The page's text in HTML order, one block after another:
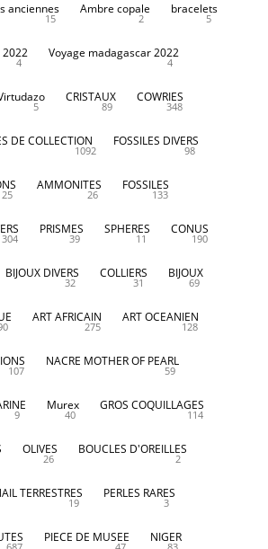
anciennes
15
Ambre copale
2
bracelets
5
4
Voyage madagascar 2022
4
5
CRISTAUX
89
COWRIES
348
DE COLLECTION
1092
FOSSILES DIVERS
98
25
AMMONITES
26
FOSSILES
133
304
PRISMES
39
SPHERES
11
CONUS
190
BIJOUX DIVERS
32
COLLIERS
31
BIJOUX
69
ART AFRICAIN
275
ART OCEANIEN
128
107
NACRE MOTHER OF PEARL
59
9
Murex
40
GROS COQUILLAGES
114
OLIVES
26
BOUCLES D'OREILLES
2
TERRESTRES
19
PERLES RARES
3
PIECE DE MUSEE NIGER